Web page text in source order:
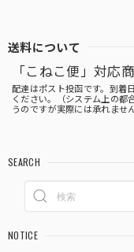
送料について
「こねこ便」対応
配達はポスト投函です。到着
ください。（システム上の都
うのですが実際には承れません
SEARCH
NOTICE